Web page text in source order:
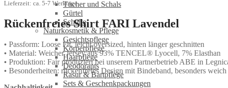
Tücher und Schals
Gürtel
Schuhe
Naturkosmetik & Pflege
Gesichtspflege
Körperpflege
Haarpflege
Deodorants
Rasur & Bartpflege
Sets & Geschenkpackungen
Lieferzeit: ca. 5-7 Werktage
Rückenfreies Shirt FARI Lavendel
• Passform: Loose Fit, leicht oversized, hinten länger geschnitten
• Material: Weicher Jersey aus 93% TENCEL® Lyocell, 7% Elasthan
• Produktion: Fair produziert bei unserem Partnerbetrieb ABE in
• Besonderheiten: rückenfreies Design mit Bindeband, besonders